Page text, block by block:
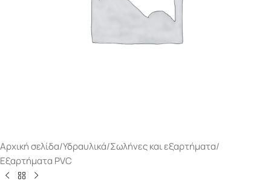
Αρχική σελίδα/Υδραυλικά/Σωλήνες και εξαρτήματα/
Εξαρτήματα PVC